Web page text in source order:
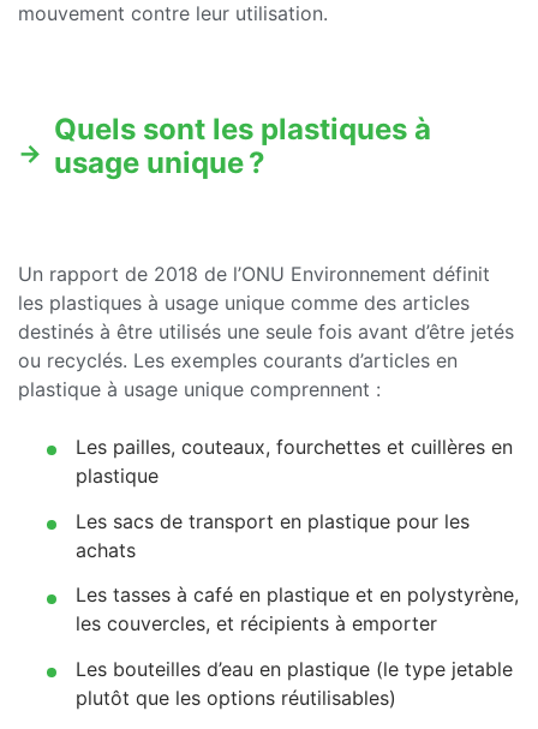
mouvement contre leur utilisation.
Quels sont les plastiques à
usage unique ?
Un rapport de 2018 de l’ONU Environnement définit
les plastiques à usage unique comme des articles
destinés à être utilisés une seule fois avant d’être jetés
ou recyclés. Les exemples courants d’articles en
plastique à usage unique comprennent :
Les pailles, couteaux, fourchettes et cuillères en
plastique
Les sacs de transport en plastique pour les
achats
Les tasses à café en plastique et en polystyrène,
les couvercles, et récipients à emporter
Les bouteilles d’eau en plastique (le type jetable
plutôt que les options réutilisables)